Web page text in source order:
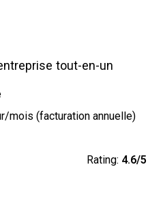
tout-en-un
mois (facturation annuelle)
Rating: 4.6/5